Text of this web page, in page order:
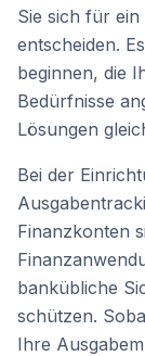
Sie sich für
entscheiden.
beginnen, die
Bedürfnisse
Lösungen
Bei der
Finanzkonten
bankübliche
schützen.
Ihre